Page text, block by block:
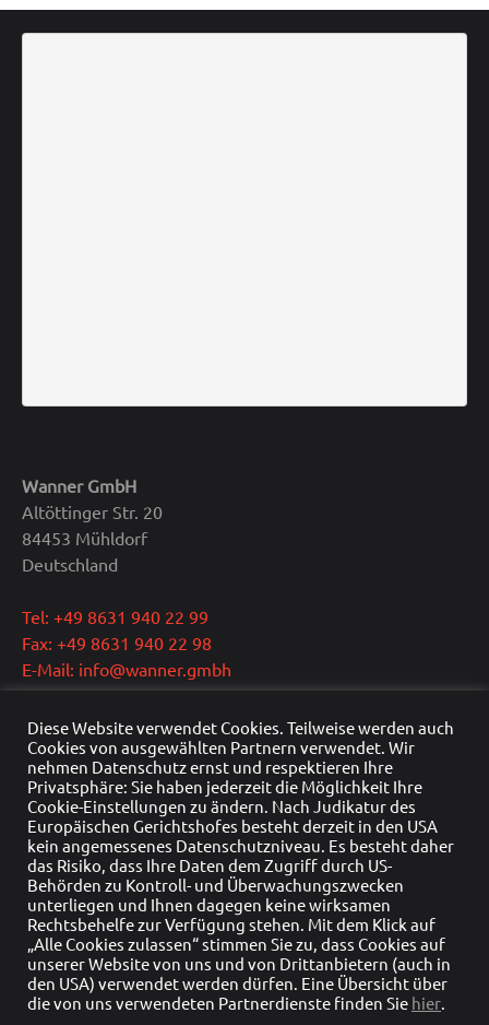
Wanner GmbH
Altöttinger Str. 20
84453 Mühldorf
Deutschland
Tel: +49 8631 940 22 99
Fax: +49 8631 940 22 98
E-Mail: info@wanner.gmbh
Geschäftsführer: Dipl.-Ing. Reinhold Wanner
Ust.-IdNr.: DE291415429
HRB Nr.: HRB 22976
Handelsregister: Traunstein
©2026 Wanner - Zukunft entwickeln |Datenschutzerklärung|Impressum
Diese Website verwendet Cookies. Teilweise werden auch
Cookies von ausgewählten Partnern verwendet. Wir
nehmen Datenschutz ernst und respektieren Ihre
Privatsphäre: Sie haben jederzeit die Möglichkeit Ihre
Cookie-Einstellungen zu ändern. Nach Judikatur des
Europäischen Gerichtshofes besteht derzeit in den USA
kein angemessenes Datenschutzniveau. Es besteht daher
das Risiko, dass Ihre Daten dem Zugriff durch US-
Behörden zu Kontroll- und Überwachungszwecken
unterliegen und Ihnen dagegen keine wirksamen
Rechtsbehelfe zur Verfügung stehen. Mit dem Klick auf
„Alle Cookies zulassen“ stimmen Sie zu, dass Cookies auf
unserer Website von uns und von Drittanbietern (auch in
den USA) verwendet werden dürfen. Eine Übersicht über
die von uns verwendeten Partnerdienste finden Sie hier.